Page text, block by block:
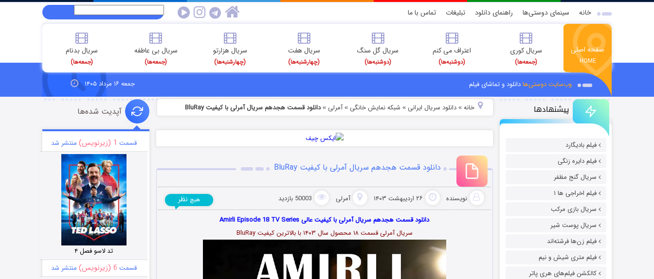
خانه سینمای دوستی‌ها راهنمای دانلود تبلیغات تماس با ما
صفحه اصلی
HOME
سریال کوری
(جمعه‌ها)
اعتراف می کنم
(دوشنبه‌ها)
سریال گل سنگ
(دوشنبه‌ها)
سریال هفت
(چهارشنبه‌ها)
سریال هزارتو
(چهارشنبه‌ها)
سریال بی عاطفه
(جمعه‌ها)
سریال بدنام
(جمعه‌ها)
وب‌سایت دوستی‌هادانلود و تماشای فیلم جمعه ۱۶ مرداد ۱۴۰۵
پیشنهادها
فیلم بادیگارد
فیلم دایره زنگی
سریال گنج مظفر
فیلم اخراجی ها ۱
سریال بازی مرکب
سریال پوست شیر
فیلم زن‌ها فرشته‌اند
فیلم متری شیش و نیم
کالکشن فیلم‌های هری پاتر
خانه» دانلود سریال ایرانی » شبکه نمایش خانگی »آمرلی »دانلود قسمت هجدهم سریال آمرلی با کیفیت BluRay
دانلود قسمت هجدهم سریال آمرلی با کیفیت BluRay
نویسنده ۲۶ اردیبهشت ۱۴۰۳ آمرلی 50003 بازدید هیچ نظر
دانلود قسمت هجدهم سریال آمرلی با کیفیت عالی Amirli Episode 18 TV Series
سریال آمرلی قسمت ۱۸ محصول سال ۱۴۰۳ با بالاترین کیفیت BluRay
آپدیت شده‌ها
قسمت 1 (زیرنویس) منتشر شد
تد لاسو فصل ۴
قسمت 6 (زیرنویس) منتشر شد